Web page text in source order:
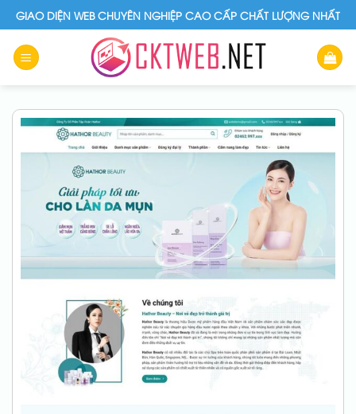
Skip
to
content
GIAO DIỆN WEB CHUYÊN NGHIỆP CAO CẤP CHẤT LƯỢNG NHẤT